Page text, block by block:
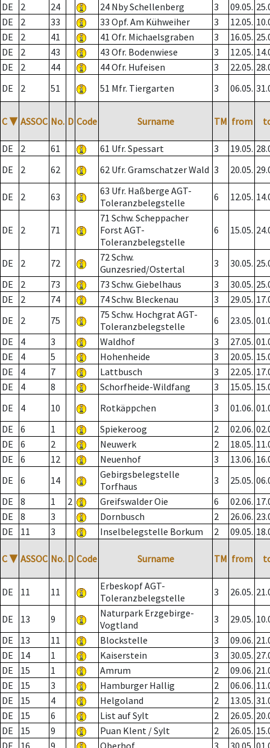
DE
2 24 24 Nby Schellenberg 3 09.05.
DE
2 33 33 Opf. Am Kühweiher 3 12.05.
DE
2 41 41 Ofr. Michaelsgraben 3 16.05.
DE
2 43 43 Ofr. Bodenwiese 3 12.05.
DE
2 44 44 Ofr. Hufeisen 3 22.05.
DE
2 51 51 Mfr. Tiergarten 3 06.05.
C ▼ ASSOC No. D Code Surname TM from
DE 2 61 61 Ufr. Spessart 3 19.05.
DE
2 62 62 Ufr. Gramschatzer Wald 3 20.05.
DE 2 63
63 Ufr. Haßberge AGT-
Toleranzbelegstelle
6 12.05.
DE 2 71
71 Schw. Scheppacher
Forst AGT-
Toleranzbelegstelle
6 15.05.
DE 2 72
72 Schw.
Gunzesried/Ostertal
3 30.05.
DE
2 73 73 Schw. Giebelhaus 3 30.05.
DE
2 74 74 Schw. Bleckenau 3 29.05.
DE
2 75
75 Schw. Hochgrat AGT-
Toleranzbelegstelle
6 23.05.
DE
4 3 Waldhof 3 27.05.
DE
4 5 Hohenheide 3 20.05.
DE
4 7 Lattbusch 3 22.05.
DE
4 8 Schorfheide-Wildfang 3 15.05.
DE
4 10 Rotkäppchen 3 01.06.
DE
6 1 Spiekeroog 2 02.06.
DE
6 2 Neuwerk 2 18.05.
DE
6 12 Neuenhof 3 13.06.
DE
6 14
Gebirgsbelegstelle
Torfhaus
3 25.05.
DE
8 1 2 Greifswalder Oie 6 02.06.
DE
8 3 Dornbusch 2 26.06.
DE
11 3 Inselbelegstelle Borkum 2 09.05.
C ▼ ASSOC No. D Code Surname TM from
DE 11 11
Erbeskopf AGT-
Toleranzbelegstelle
3 26.05.
DE 13 9
Naturpark Erzgebirge-
Vogtland
3 29.05.
DE
13 11 Blockstelle 3 09.06.
DE
14 1 Kaiserstein 3 30.05.
DE
15 1 Amrum 2 09.06.
DE
15 3 Hamburger Hallig 2 06.06.
DE
15 4 Helgoland 2 13.05.
DE
15 6 List auf Sylt 2 26.05.
DE
15 9 Puan Klent / Sylt 2 26.05.